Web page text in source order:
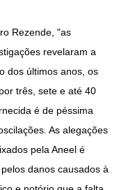
Rezende, "as
revelaram a
dos últimos anos, os
três, sete e até 40
é de péssima
As alegações
pela Aneel é
danos causados à